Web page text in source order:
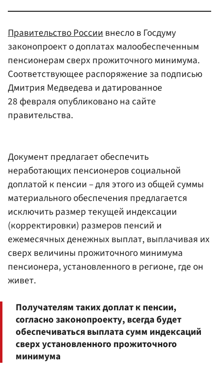
Правительство Россиивнесло в Госдуму
законопроект о доплатах малообеспеченным
пенсионерам cверх прожиточного минимума.
Соответствующее распоряжение за подписью
Дмитрия Медведева и датированное
28 февраля опубликовано на сайте
правительства.
Документ предлагает обеспечить
неработающих пенсионеров социальной
доплатой к пенсии – для этого из общей суммы
материального обеспечения предлагается
исключить размер текущей индексации
(корректировки) размеров пенсий и
ежемесячных денежных выплат, выплачивая их
сверх величины прожиточного минимума
пенсионера, установленного в регионе, где он
живет.
Получателям таких доплат к пенсии,
согласно законопроекту, всегда будет
обеспечиваться выплата сумм индексаций
сверх установленного прожиточного
минимума